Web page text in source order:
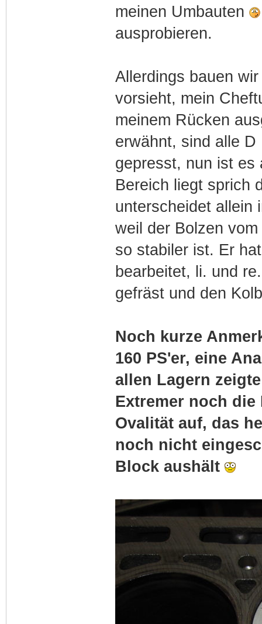
meinen Umbauten
ausprobieren.
Allerdings bauen
vorsieht, mein
meinem Rücken
erwähnt, sind alle
gepresst, nun ist es
Bereich liegt sprich
unterscheidet allein
weil der Bolzen
so stabiler ist. Er
bearbeitet, li. und
gefräst und den
Noch kurze
160 PS'er, eine
allen Lagern
Extremer noch
Ovalität auf, das
noch nicht
Block aushält